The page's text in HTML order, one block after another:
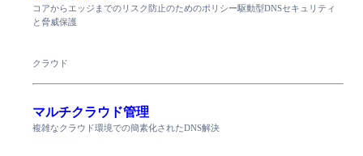
コアからエッジまでのリスク防止のためのポリシー駆動型DNSセキュリティ
と脅威保護
クラウド
マルチクラウド管理
複雑なクラウド環境での簡素化されたDNS解決